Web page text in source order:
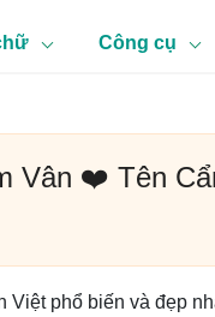
Công cụ
Vân ❤️ Tên
Việt phổ biến và đẹp